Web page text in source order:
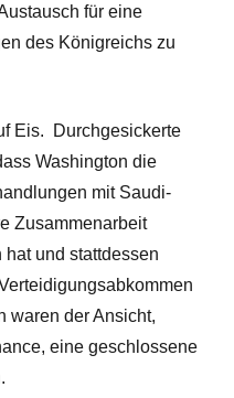
für eine
des Königreichs zu
Eis.
Durchgesickerte
Washington die
mit Saudi-
Zusammenarbeit
und stattdessen
waren der Ansicht,
eine geschlossene